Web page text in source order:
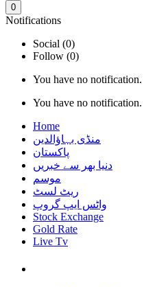
0
Notifications
Social (0)
Follow (0)
You have no notification.
You have no notification.
Home
منڈی بہاؤالدین
پاکستان
دنیا بھر سے خبریں
موسم
ریٹ لسٹ
واٹس ایپ گروپ
Stock Exchange
Gold Rate
Live Tv